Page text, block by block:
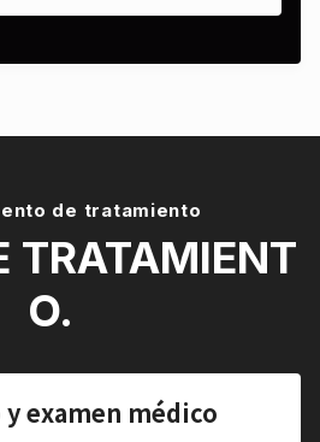
de tratamiento
TRATAMIENT
O.
examen médico